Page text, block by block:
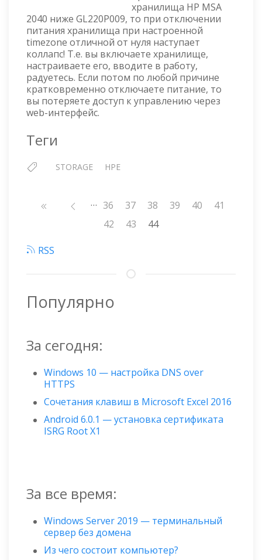
ПРОБЛЕМЫ
ПРИ
HARD
RESET
хранилища HP MSA
2040 ниже GL220P009, то при отключении
питания хранилища при настроенной
timezone отличной от нуля наступает
коллапс! Т.е. вы включаете хранилище,
настраиваете его, вводите в работу,
радуетесь. Если потом по любой причине
кратковременно отключаете питание, то
вы потеряете доступ к управлению через
web-интерфейс.
Теги
STORAGE HPE
Нумерация… Страница
36 Страница
37 Страница
38 Страница
39 Страница
40 Страница
41
Страница
42 Страница
43 44
RSS
Популярно
За сегодня:
Windows 10 — настройка DNS over
HTTPS
Сочетания клавиш в Microsoft Excel 2016
Android 6.0.1 — установка сертификата
ISRG Root X1
За все время:
Windows Server 2019 — терминальный
сервер без домена
Из чего состоит компьютер?